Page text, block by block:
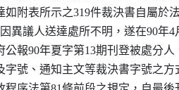
如附表所示之319件裁決書自屬於
因異議人送達處所不明，遂在90年4
公報90年夏字第13期刊登被處分
字號、通知主文等裁決書字號之